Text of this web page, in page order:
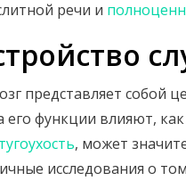
речи и
представляет собой
его функции влияют,
тугоухость, может
исследования о